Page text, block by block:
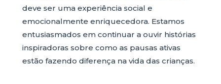
deve ser uma experiência social e
emocionalmente enriquecedora. Estamos
entusiasmados em continuar a ouvir histórias
inspiradoras sobre como as pausas ativas
estão fazendo diferença na vida das crianças.